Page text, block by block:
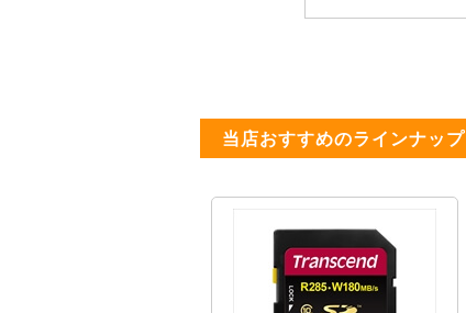
当店おすすめのラインナップ